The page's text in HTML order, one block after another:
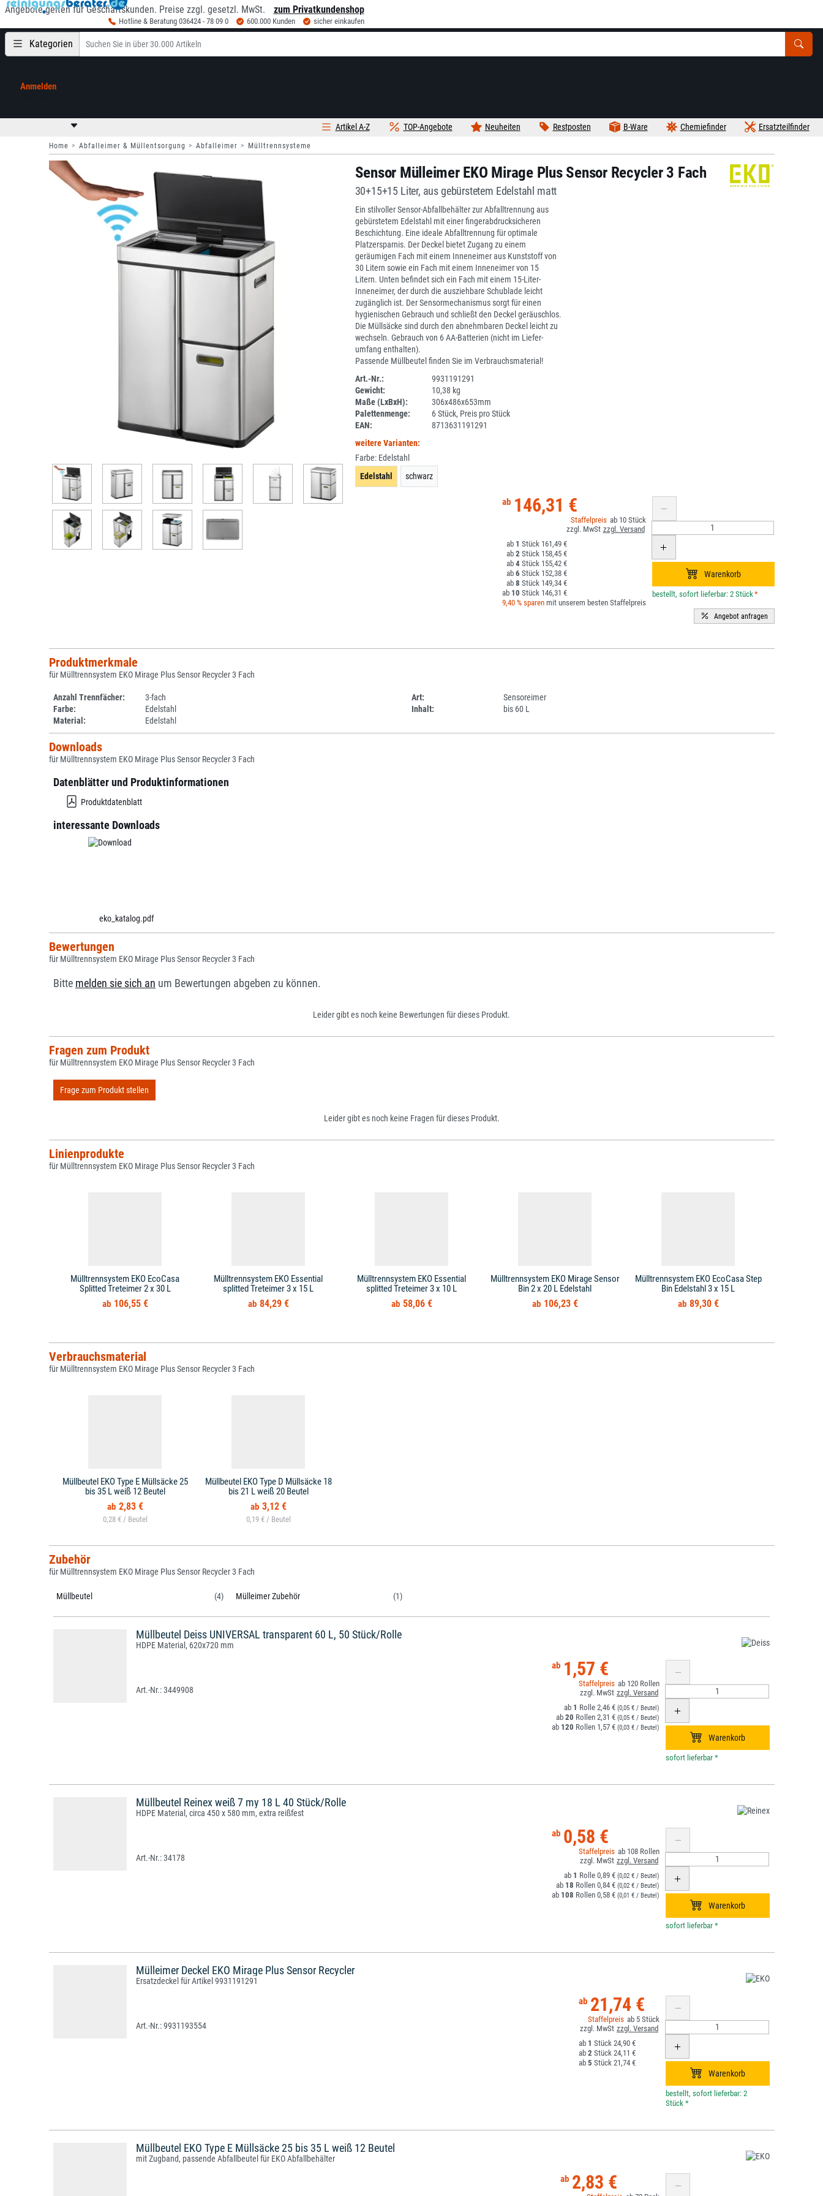
Angebote gelten für Geschäftskunden. Preise zzgl. gesetzl. MwSt. zum Privatkundenshop
Hotline & Beratung 036424 - 78 09 0 600.000 Kunden sicher einkaufen
Kategorien
Anmelden
Ersatzteilfinder
Chemiefinder
B-Ware
Restposten
Neuheiten
TOP-Angebote
Artikel A-Z
Home Abfalleimer & Müllentsorgung Abfalleimer Mülltrennsysteme
Sensor Mülleimer EKO Mirage Plus Sensor Recycler 3 Fach
30+15+15 Liter, aus gebürstetem Edelstahl matt
Ein stilvoller Sensor-Abfallbehälter zur Abfalltrennung aus
gebürstetem Edelstahl mit einer fingerabdrucksicheren
Beschichtung. Eine ideale Abfalltrennung für optimale
Platzersparnis. Der Deckel bietet Zugang zu einem
geräumigen Fach mit einem Inneneimer aus Kunststoff von
30 Litern sowie ein Fach mit einem Inneneimer von 15
Litern. Unten befindet sich ein Fach mit einem 15-Liter-
Inneneimer, der durch die ausziehbare Schublade leicht
zugänglich ist. Der Sensormechanismus sorgt für einen
hygienischen Gebrauch und schließt den Deckel geräuschlos.
Die Müllsäcke sind durch den abnehmbaren Deckel leicht zu
wechseln. Gebrauch von 6 AA-Batterien (nicht im Liefer-
umfang enthalten).
Passende Müllbeutel finden Sie im Verbrauchsmaterial!
Art.-Nr.:
9931191291
Gewicht:
10,38 kg
Maße (LxBxH):
306x486x653mm
Palettenmenge:
6 Stück, Preis pro Stück
EAN:
8713631191291
weitere Varianten:
Farbe: Edelstahl
Edelstahl
schwarz
146,31 €
10
1
161,49 €
2
158,45 €
4
155,42 €
6
152,38 €
8
149,34 €
10
146,31 €
9,40 % sparenmit unserem besten Staffelpreis
*
Produktmerkmale
für Mülltrennsystem EKO Mirage Plus Sensor Recycler 3 Fach
Anzahl Trennfächer: 3-fach Art:
Sensoreimer
Farbe:
Edelstahl Inhalt:
bis 60 L
Material:
Edelstahl
Downloads
für Mülltrennsystem EKO Mirage Plus Sensor Recycler 3 Fach
Datenblätter und Produktinformationen
Produktdatenblatt
interessante Downloads
eko_katalog.pdf
Bewertungen
für Mülltrennsystem EKO Mirage Plus Sensor Recycler 3 Fach
Bitte melden sie sich an um Bewertungen abgeben zu können.
Leider gibt es noch keine Bewertungen für dieses Produkt.
Fragen zum Produkt
für Mülltrennsystem EKO Mirage Plus Sensor Recycler 3 Fach
Frage zum Produkt stellen
Leider gibt es noch keine Fragen für dieses Produkt.
Linienprodukte
für Mülltrennsystem EKO Mirage Plus Sensor Recycler 3 Fach
Mülltrennsystem EKO EcoCasa
Splitted Treteimer 2 x 30 L
106,55 €
Mülltrennsystem EKO Essential
splitted Treteimer 3 x 15 L
84,29 €
Mülltrennsystem EKO Essential
splitted Treteimer 3 x 10 L
58,06 €
Mülltrennsystem EKO Mirage Sensor
Bin 2 x 20 L Edelstahl
106,23 €
Mülltrennsystem EKO EcoCasa Step
Bin Edelstahl 3 x 15 L
89,30 €
Verbrauchsmaterial
für Mülltrennsystem EKO Mirage Plus Sensor Recycler 3 Fach
Müllbeutel EKO Type E Müllsäcke 25
bis 35 L weiß 12 Beutel
2,83 €
0,28 € /
Müllbeutel EKO Type D Müllsäcke 18
bis 21 L weiß 20 Beutel
3,12 €
0,19 € /
Zubehör
für Mülltrennsystem EKO Mirage Plus Sensor Recycler 3 Fach
Müllbeutel (4) Mülleimer Zubehör (1)
Müllbeutel Deiss UNIVERSAL transparent 60 L, 50 Stück/Rolle
HDPE Material, 620x720 mm
3449908
1,57 €
120
1 2,46 € (0,05 € / Beutel)
20 2,31 € (0,05 € / Beutel)
120 1,57 € (0,03 € / Beutel)
*
Müllbeutel Reinex weiß 7 my 18 L 40 Stück/Rolle
HDPE Material, circa 450 x 580 mm, extra reißfest
34178
0,58 €
108
1 0,89 € (0,02 € / Beutel)
18 0,84 € (0,02 € / Beutel)
108 0,58 € (0,01 € / Beutel)
*
Mülleimer Deckel EKO Mirage Plus Sensor Recycler
Ersatzdeckel für Artikel 9931191291
9931193554
21,74 €
5
1
24,90 €
2
24,11 €
5
21,74 €
*
Müllbeutel EKO Type E Müllsäcke 25 bis 35 L weiß 12 Beutel
mit Zugband, passende Abfallbeutel für EKO Abfallbehälter
2,83 €